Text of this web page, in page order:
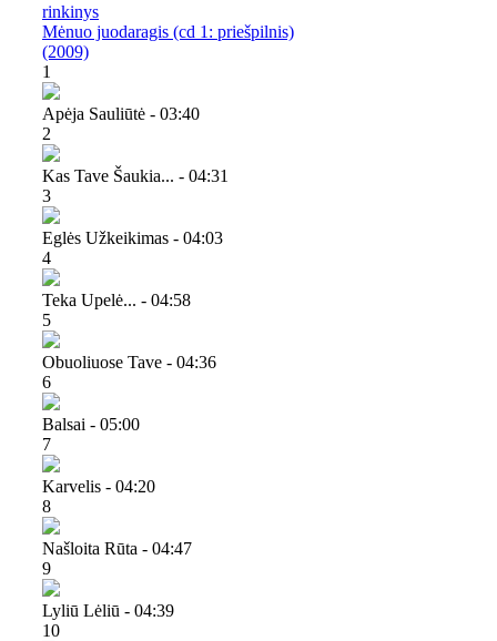
rinkinys
Mėnuo juodaragis (cd 1: priešpilnis)
(2009)
1
Apėja Sauliūtė - 03:40
2
Kas Tave Šaukia... - 04:31
3
Eglės Užkeikimas - 04:03
4
Teka Upelė... - 04:58
5
Obuoliuose Tave - 04:36
6
Balsai - 05:00
7
Karvelis - 04:20
8
Našloita Rūta - 04:47
9
Lyliū Lėliū - 04:39
10